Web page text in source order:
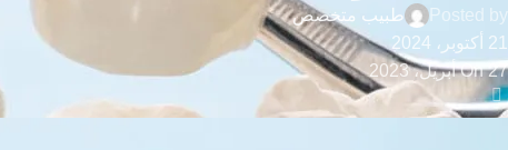
Posted by
طبيب متخصص
21 أكتوبر، 2024
On 27 أبريل، 2023